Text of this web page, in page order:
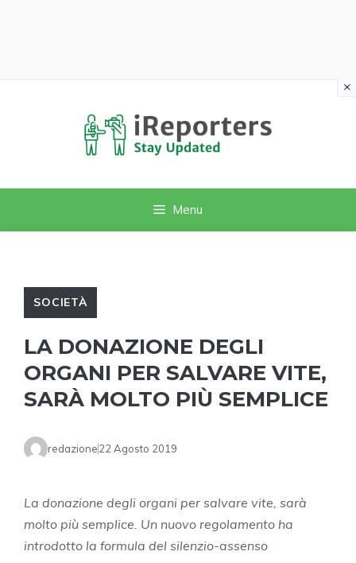
Menu
SOCIETÀ
LA DONAZIONE DEGLI
ORGANI PER SALVARE VITE,
SARÀ MOLTO PIÙ SEMPLICE
redazione22 Agosto 2019
La donazione degli organi per salvare vite, sarà
molto più semplice. Un nuovo regolamento ha
introdotto la formula del silenzio-assenso
×